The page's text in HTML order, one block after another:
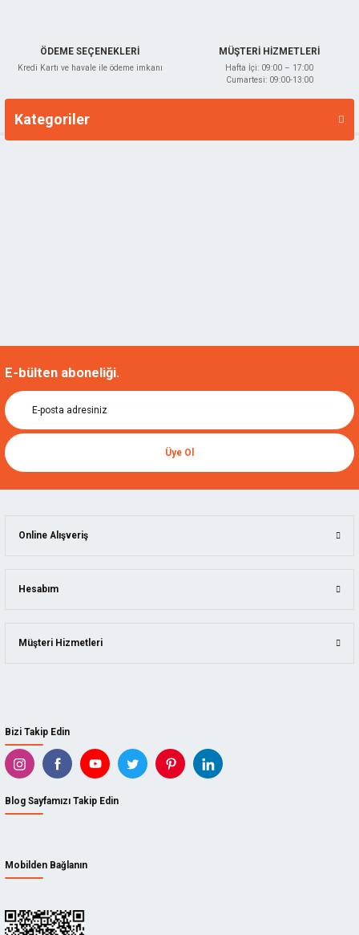
ÖDEME SEÇENEKLERİ
Kredi Kartı ve havale ile ödeme imkanı
MÜŞTERİ HİZMETLERİ
Hafta İçi: 09:00 – 17:00
Cumartesi: 09:00-13:00
Kategoriler
Markalar
E-bülten aboneliği.
Üye Ol
Bizi Takip Edin
Blog Sayfamızı Takip Edin
Mobilden Bağlanın
Online Alışveriş
Hesabım
Müşteri Hizmetleri